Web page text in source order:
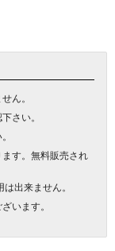
ん。
さい。
す。無料販売され
出来ません。
います。